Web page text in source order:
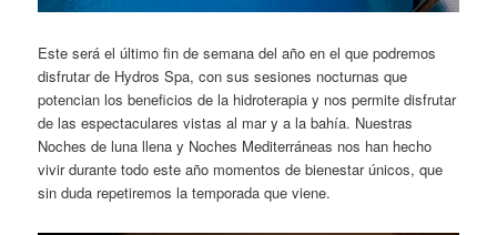
Este será el último fin de semana del año en el que podremos
disfrutar de Hydros Spa, con sus sesiones nocturnas que
potencian los beneficios de la hidroterapia y nos permite disfrutar
de las espectaculares vistas al mar y a la bahía. Nuestras
Noches de luna llena y Noches Mediterráneas nos han hecho
vivir durante todo este año momentos de bienestar únicos, que
sin duda repetiremos la temporada que viene.